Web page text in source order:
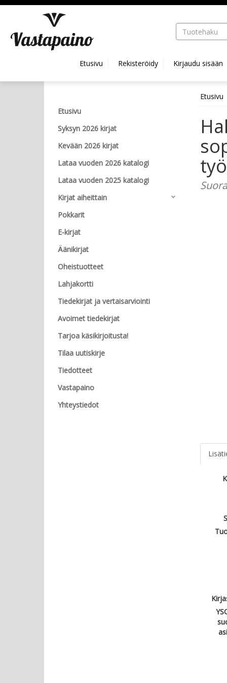
Hyppää pääsisältöön
Etusivu Rekisteröidy Kirjaudu sisään
Etusivu
Syksyn 2026 kirjat
Kevään 2026 kirjat
Lataa vuoden 2026 katalogi
Lataa vuoden 2025 katalogi
Kirjat aiheittain
Pokkarit
E-kirjat
Äänikirjat
Oheistuotteet
Lahjakortti
Tiedekirjat ja vertaisarviointi
Avoimet tiedekirjat
Tarjoa käsikirjoitusta!
Tilaa uutiskirje
Tiedotteet
Vastapaino
Yhteystiedot
Etusivu